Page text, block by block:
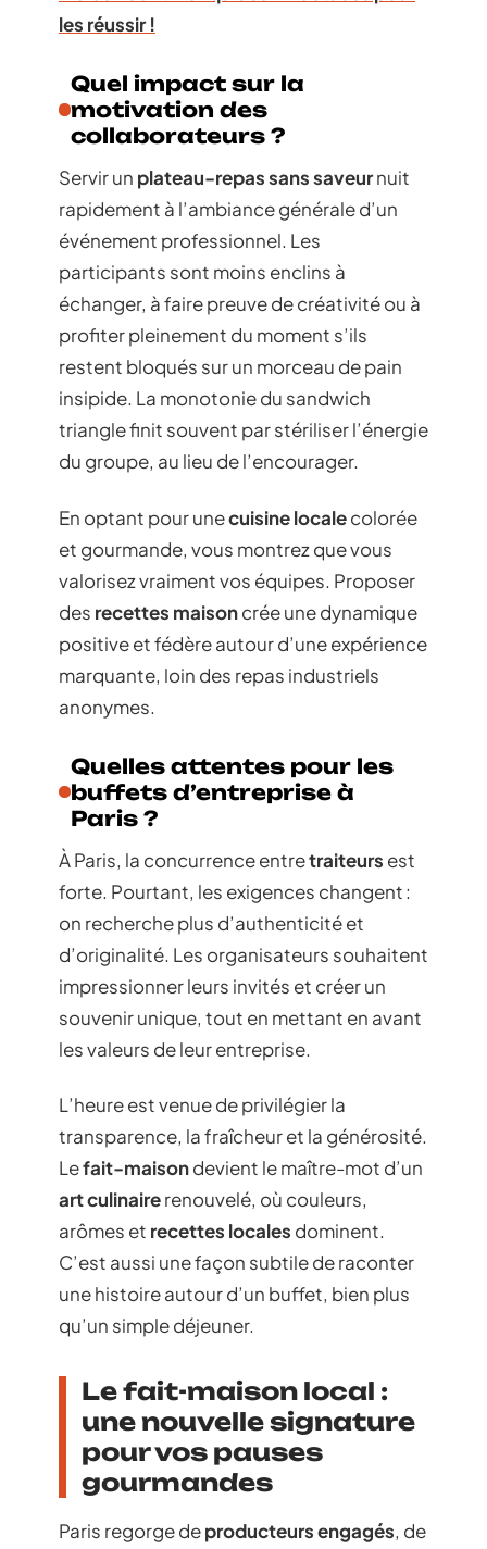
les réussir !
Quel impact sur la
motivation des
collaborateurs ?
Servir un plateau-repas sans saveurnuit
rapidement à l’ambiance générale d’un
événement professionnel. Les
participants sont moins enclins à
échanger, à faire preuve de créativité ou à
profiter pleinement du moment s’ils
restent bloqués sur un morceau de pain
insipide. La monotonie du sandwich
triangle finit souvent par stériliser l’énergie
du groupe, au lieu de l’encourager.
En optant pour unecuisine localecolorée
et gourmande, vous montrez que vous
valorisez vraiment vos équipes. Proposer
des recettes maisoncrée une dynamique
positive et fédère autour d’une expérience
marquante, loin des repas industriels
anonymes.
Quelles attentes pour les
buffets d’entreprise à
Paris ?
À Paris, la concurrence entretraiteurs est
forte. Pourtant, les exigences changent :
on recherche plus d’authenticité et
d’originalité. Les organisateurs souhaitent
impressionner leurs invités et créer un
souvenir unique, tout en mettant en avant
les valeurs de leur entreprise.
L’heure est venue de privilégier la
transparence, la fraîcheur et la générosité.
Lefait-maisondevient le maître-mot d’un
art culinairerenouvelé, où couleurs,
arômes et recettes locales dominent.
C’est aussi une façon subtile de raconter
une histoire autour d’un buffet, bien plus
qu’un simple déjeuner.
Le fait-maison local :
une nouvelle signature
pour vos pauses
gourmandes
Paris regorge deproducteurs engagés, de